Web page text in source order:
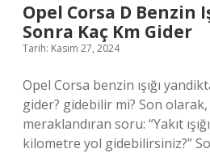
Opel Corsa D Benzin
Sonra Kaç Km Gider
Tarih: Kasım 27, 2024
Opel Corsa benzin ışığı
gider? gidebilir mi? Son
meraklandıran soru: “Yakıt
kilometre yol gidebilirsiniz?”